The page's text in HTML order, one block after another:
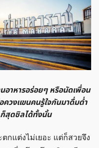
อาหารอร่อยๆ หรือนัดเพื่อน
วงแขนคนรู้ใจกันมาดื่มด่ำ
สุดชิลได้ทั้งนั้น
กแต่งไม่เยอะ แต่ก็สวยจึง